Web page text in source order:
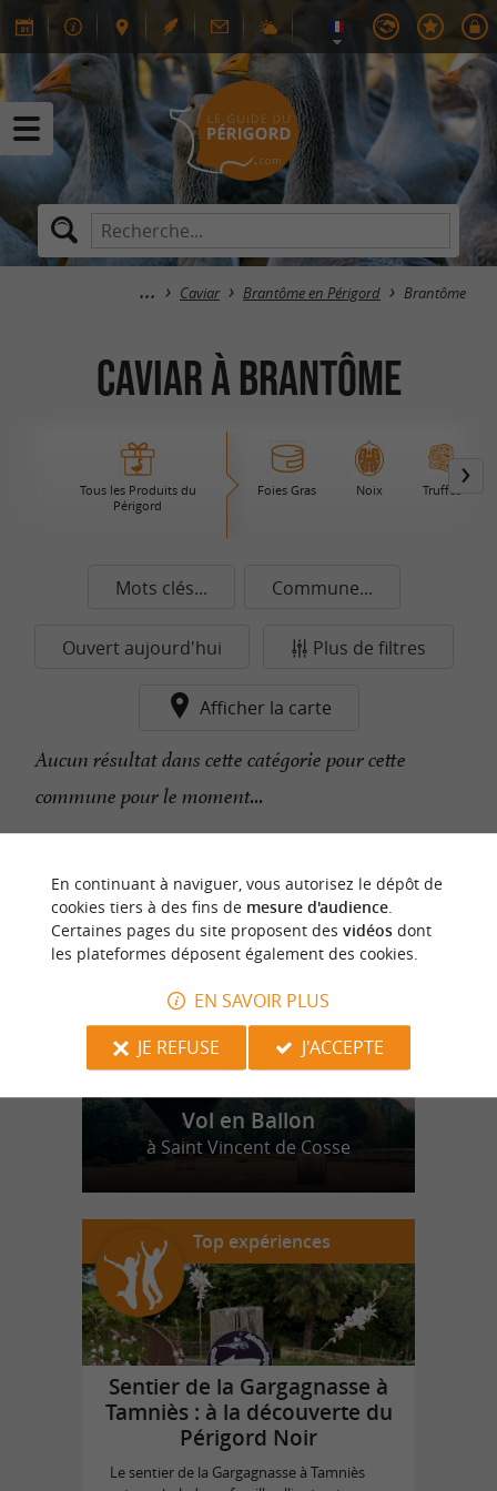
Caviar Brantôme en Périgord Brantôme
Caviar à Brantôme
Tous les Produits du
Périgord
Foies Gras Noix Truffes
Mots clés... Commune...
Ouvert aujourd'hui Plus de filtres
Afficher la carte
Aucun résultat dans cette catégorie pour cette
commune pour le moment...
n
o
t
r
e
c
o
u
p
d
e
c
o
e
u
r
Vol en Ballon
à Saint Vincent de Cosse
Top expériences
Sentier de la Gargagnasse à
Tamniès : à la découverte du
Périgord Noir
Le sentier de la Gargagnasse à Tamniès
En continuant à naviguer, vous autorisez le dépôt de
cookies tiers à des fins de mesure d'audience.
Certaines pages du site proposent des vidéosdont
les plateformes déposent également des cookies.
EN SAVOIR PLUS
JE REFUSE
J'ACCEPTE